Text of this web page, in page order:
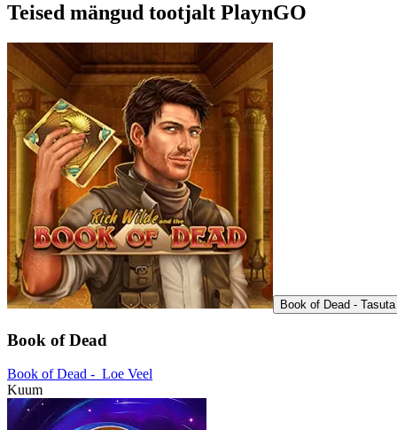
Teised mängud tootjalt PlaynGO
Book of Dead -
Book of Dead
Book of Dead - Loe Veel
Kuum